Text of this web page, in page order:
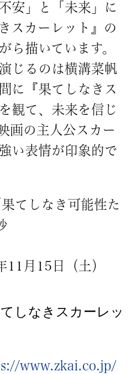
安」と「未来」に
スカーレット』の
ら描いています。
じるのは横溝菜帆
に『果てしなきス
観て、未来を信じ
画の主人公スカー
い表情が印象的で
てしなき可能性た
月15日（土）
しなきスカーレッ
www.zkai.co.jp/